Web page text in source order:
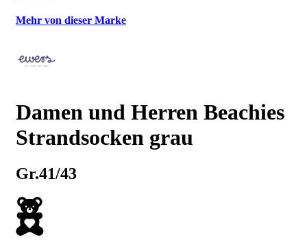
Mehr von dieser Marke
Damen und Herren Beachies
Strandsocken grau
Gr.41/43